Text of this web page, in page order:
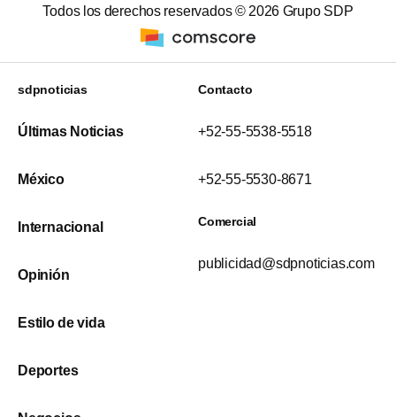
Todos los derechos reservados ©2026 Grupo SDP
sdpnoticias
Últimas Noticias
México
Internacional
Opinión
Estilo de vida
Deportes
Contacto
+52-55-5538-5518
+52-55-5530-8671
Comercial
publicidad@sdpnoticias.com